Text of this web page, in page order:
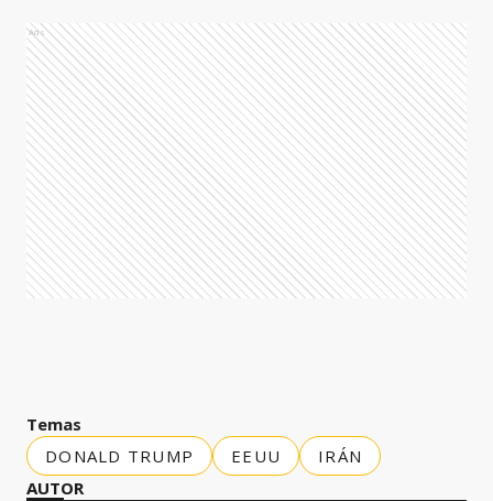
Ads
Temas
DONALD TRUMP
EEUU
IRÁN
AUTOR